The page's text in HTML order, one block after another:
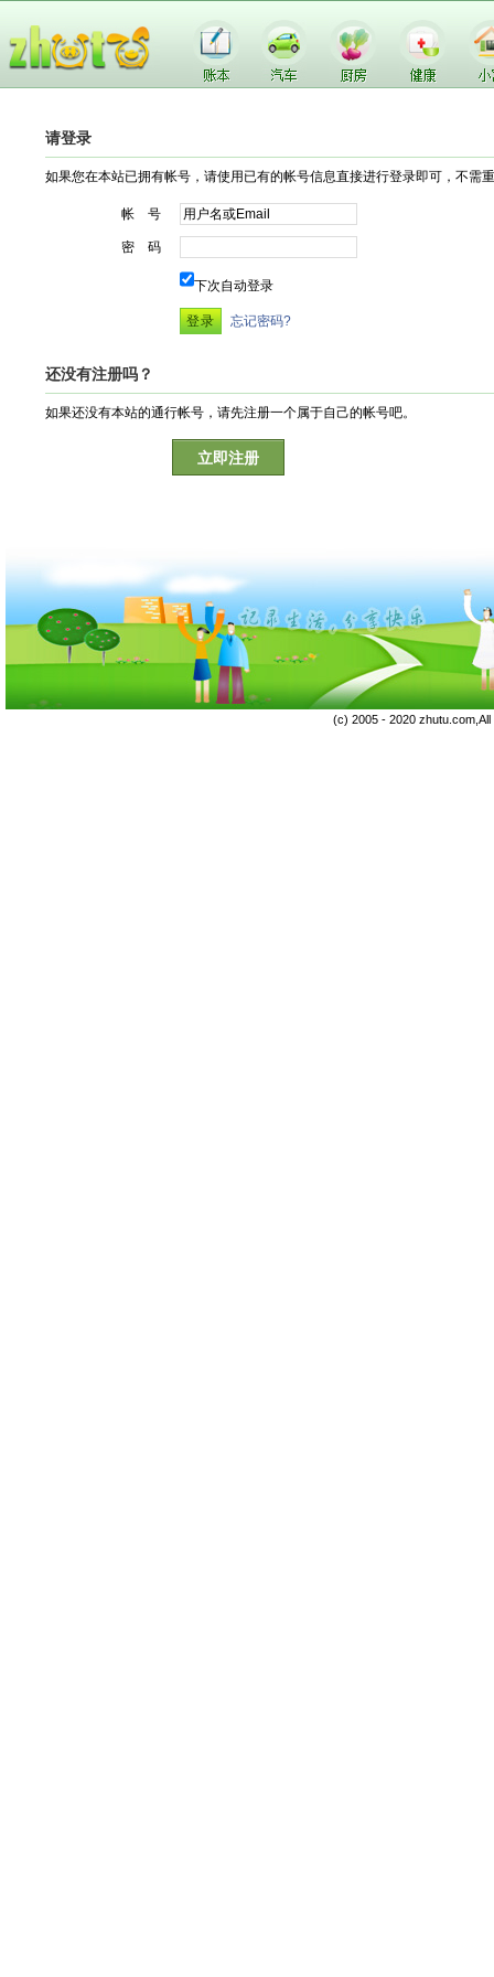
请登录
如果您在本站已拥有帐号，请使用已有的帐号信息直接进行登录即可，不需
帐 号
密 码
下次自动登录
忘记密码?
还没有注册吗？
如果还没有本站的通行帐号，请先注册一个属于自己的帐号吧。
立即注册
(c) 2005 - 2020